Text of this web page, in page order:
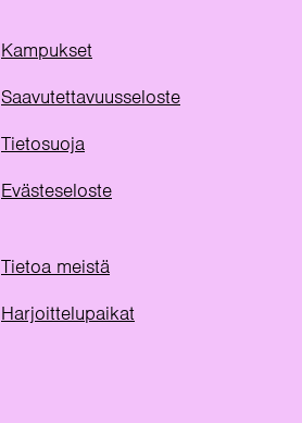
Kampukset
Saavutettavuusseloste
Tietosuoja
Evästeseloste
Tietoa meistä
Harjoittelupaikat